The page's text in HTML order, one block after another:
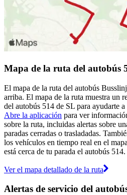
Mapa de la ruta del autobús
El mapa de la ruta del autobús
arriba. El mapa de la ruta muestra un
del autobús 514 de SL para ayudarte
Abre la aplicación para ver
sobre la ruta, incluidas alertas sobre
paradas cerradas o trasladadas.
los vehículos en tiempo real en el
está cerca de tu parada el autobús 514.
Ver el mapa detallado de la ruta
Alertas de servicio del